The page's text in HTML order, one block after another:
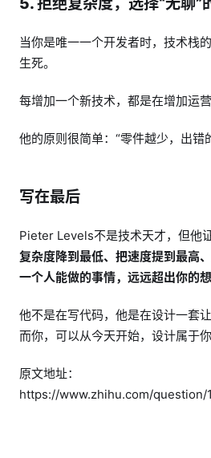
当你是唯一一个开发者时，技术栈
生死。
每增加一个新技术，都是在增加运营
他的原则很简单：“零件越少，出错
写在最后
Pieter Levels不是技术天才，但他
复杂度降到最低、把速度提到最高
一个人能做的事情，远远超出你的想
他不是在写代码，他是在设计一套
而你，可以从今天开始，设计属于
原文地址：
https://www.zhihu.com/